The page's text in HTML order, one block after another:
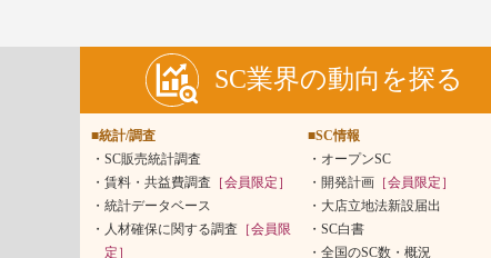
SC業界の動向を探る
■統計/調査
SC販売統計調査
賃料・共益費調査 ［会員限定］
統計データベース
人材確保に関する調査 ［会員限
定］
■SC情報
オープンSC
開発計画 ［会員限定］
大店立地法新設届出
SC白書
全国のSC数・概況